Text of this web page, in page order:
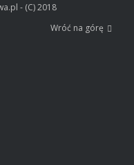
- (C) 2018
Wróć na górę